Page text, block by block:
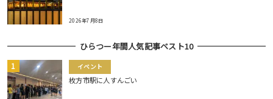
2026年7月8日
ひらつー年間人気記事ベスト10
イベント
枚方市駅に人すんごい